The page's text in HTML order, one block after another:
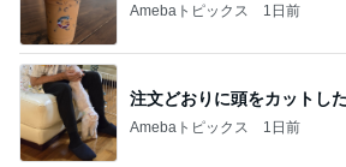
Amebaトピックス 1日前
注文どおりに頭をカットし
Amebaトピックス 1日前